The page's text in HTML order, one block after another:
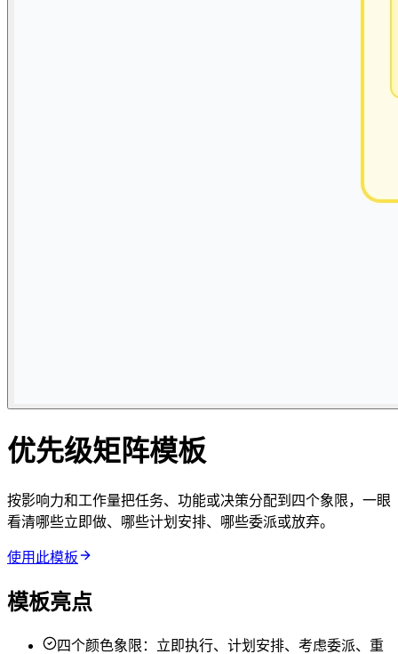
优先级矩阵模板
按影响力和工作量把任务、功能或决策分配到四个象限，一眼
看清哪些立即做、哪些计划安排、哪些委派或放弃。
使用此模板
模板亮点
四个颜色象限：立即执行、计划安排、考虑委派、重